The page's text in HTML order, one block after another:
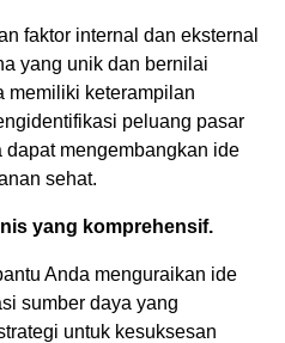
faktor internal dan eksternal
yang unik dan bernilai
memiliki keterampilan
peluang pasar
dapat mengembangkan ide
sehat.
yang komprehensif.
Anda menguraikan ide
sumber daya yang
untuk kesuksesan